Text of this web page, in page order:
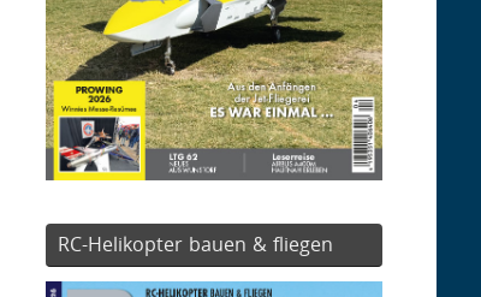
RC-Helikopter bauen & fliegen